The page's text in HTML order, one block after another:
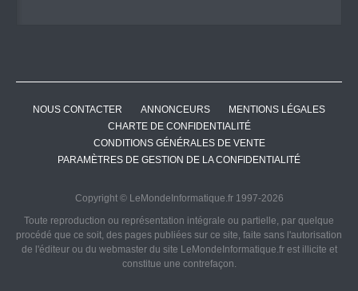
NOUS CONTACTER ANNONCEURS
MENTIONS LÉGALES
CHARTE DE CONFIDENTIALITÉ
CONDITIONS GÉNÉRALES DE VENTE
PARAMÈTRES DE GESTION DE LA CONFIDENTIALITÉ
Copyright © LeMondeInformatique.fr 1997-2026
Toute reproduction ou représentation intégrale ou partielle, par quelque
procédé que ce soit, des pages publiées sur ce site, faite sans l'autorisation
de l'éditeur ou du webmaster du site LeMondeInformatique.fr est illicite et
constitue une contrefaçon.